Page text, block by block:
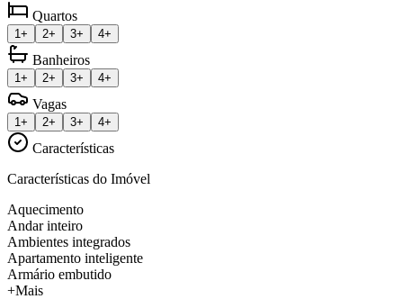
Quartos
1+ 2+ 3+ 4+
Banheiros
1+ 2+ 3+ 4+
Vagas
1+ 2+ 3+ 4+
Características
Características do Imóvel
Aquecimento
Andar inteiro
Ambientes integrados
Apartamento inteligente
Armário embutido
+Mais